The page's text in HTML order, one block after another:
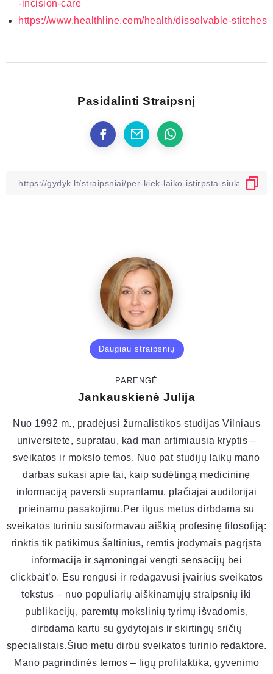
-incision-care
https://www.healthline.com/health/dissolvable-stitches
Pasidalinti Straipsnį
Daugiau straipsnių
PARENGĖ
Jankauskienė Julija
Nuo 1992 m., pradėjusi žurnalistikos studijas Vilniaus
universitete, supratau, kad man artimiausia kryptis –
sveikatos ir mokslo temos. Nuo pat studijų laikų mano
darbas sukasi apie tai, kaip sudėtingą medicininę
informaciją paversti suprantamu, plačiajai auditorijai
prieinamu pasakojimu.Per ilgus metus dirbdama su
sveikatos turiniu susiformavau aiškią profesinę filosofiją:
rinktis tik patikimus šaltinius, remtis įrodymais pagrįsta
informacija ir sąmoningai vengti sensacijų bei
clickbait’o. Esu rengusi ir redagavusi įvairius sveikatos
tekstus – nuo populiarių aiškinamųjų straipsnių iki
publikacijų, paremtų mokslinių tyrimų išvadomis,
dirbdama kartu su gydytojais ir skirtingų sričių
specialistais.Šiuo metu dirbu sveikatos turinio redaktore.
Mano pagrindinės temos – ligų profilaktika, gyvenimo